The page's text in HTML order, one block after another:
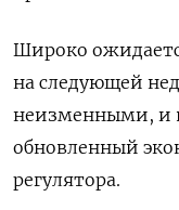
Широко
на следующей
неизменными, и
обновленный
регулятора.